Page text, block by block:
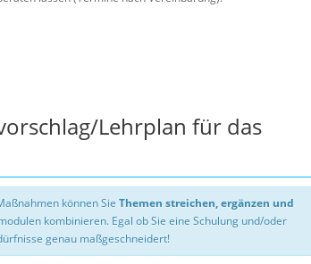
Lehrplan für das
können Sie Themen streichen, ergänzen und
kombinieren. Egal ob Sie eine Schulung und/oder
genau maßgeschneidert!